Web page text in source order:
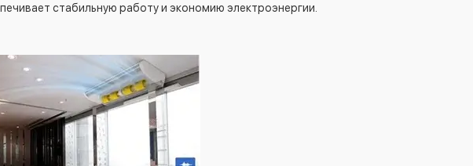
стабильную работу и экономию электроэнергии.